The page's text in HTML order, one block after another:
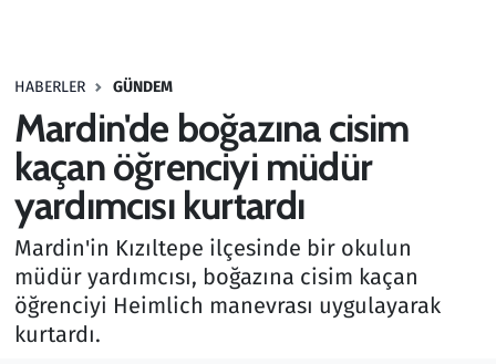
HABERLER GÜNDEM
Mardin'de boğazına cisim
kaçan öğrenciyi müdür
yardımcısı kurtardı
Mardin'in Kızıltepe ilçesinde bir okulun
müdür yardımcısı, boğazına cisim kaçan
öğrenciyi Heimlich manevrası uygulayarak
kurtardı.
Haber
Kültür Sanat
Kurumsal Haberler
Lezzet Durağı
Memur ve Kamu